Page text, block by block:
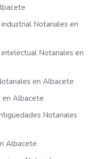
Notariales en
Notariales en
en Albacete
en Albacete
Notariales
Albacete